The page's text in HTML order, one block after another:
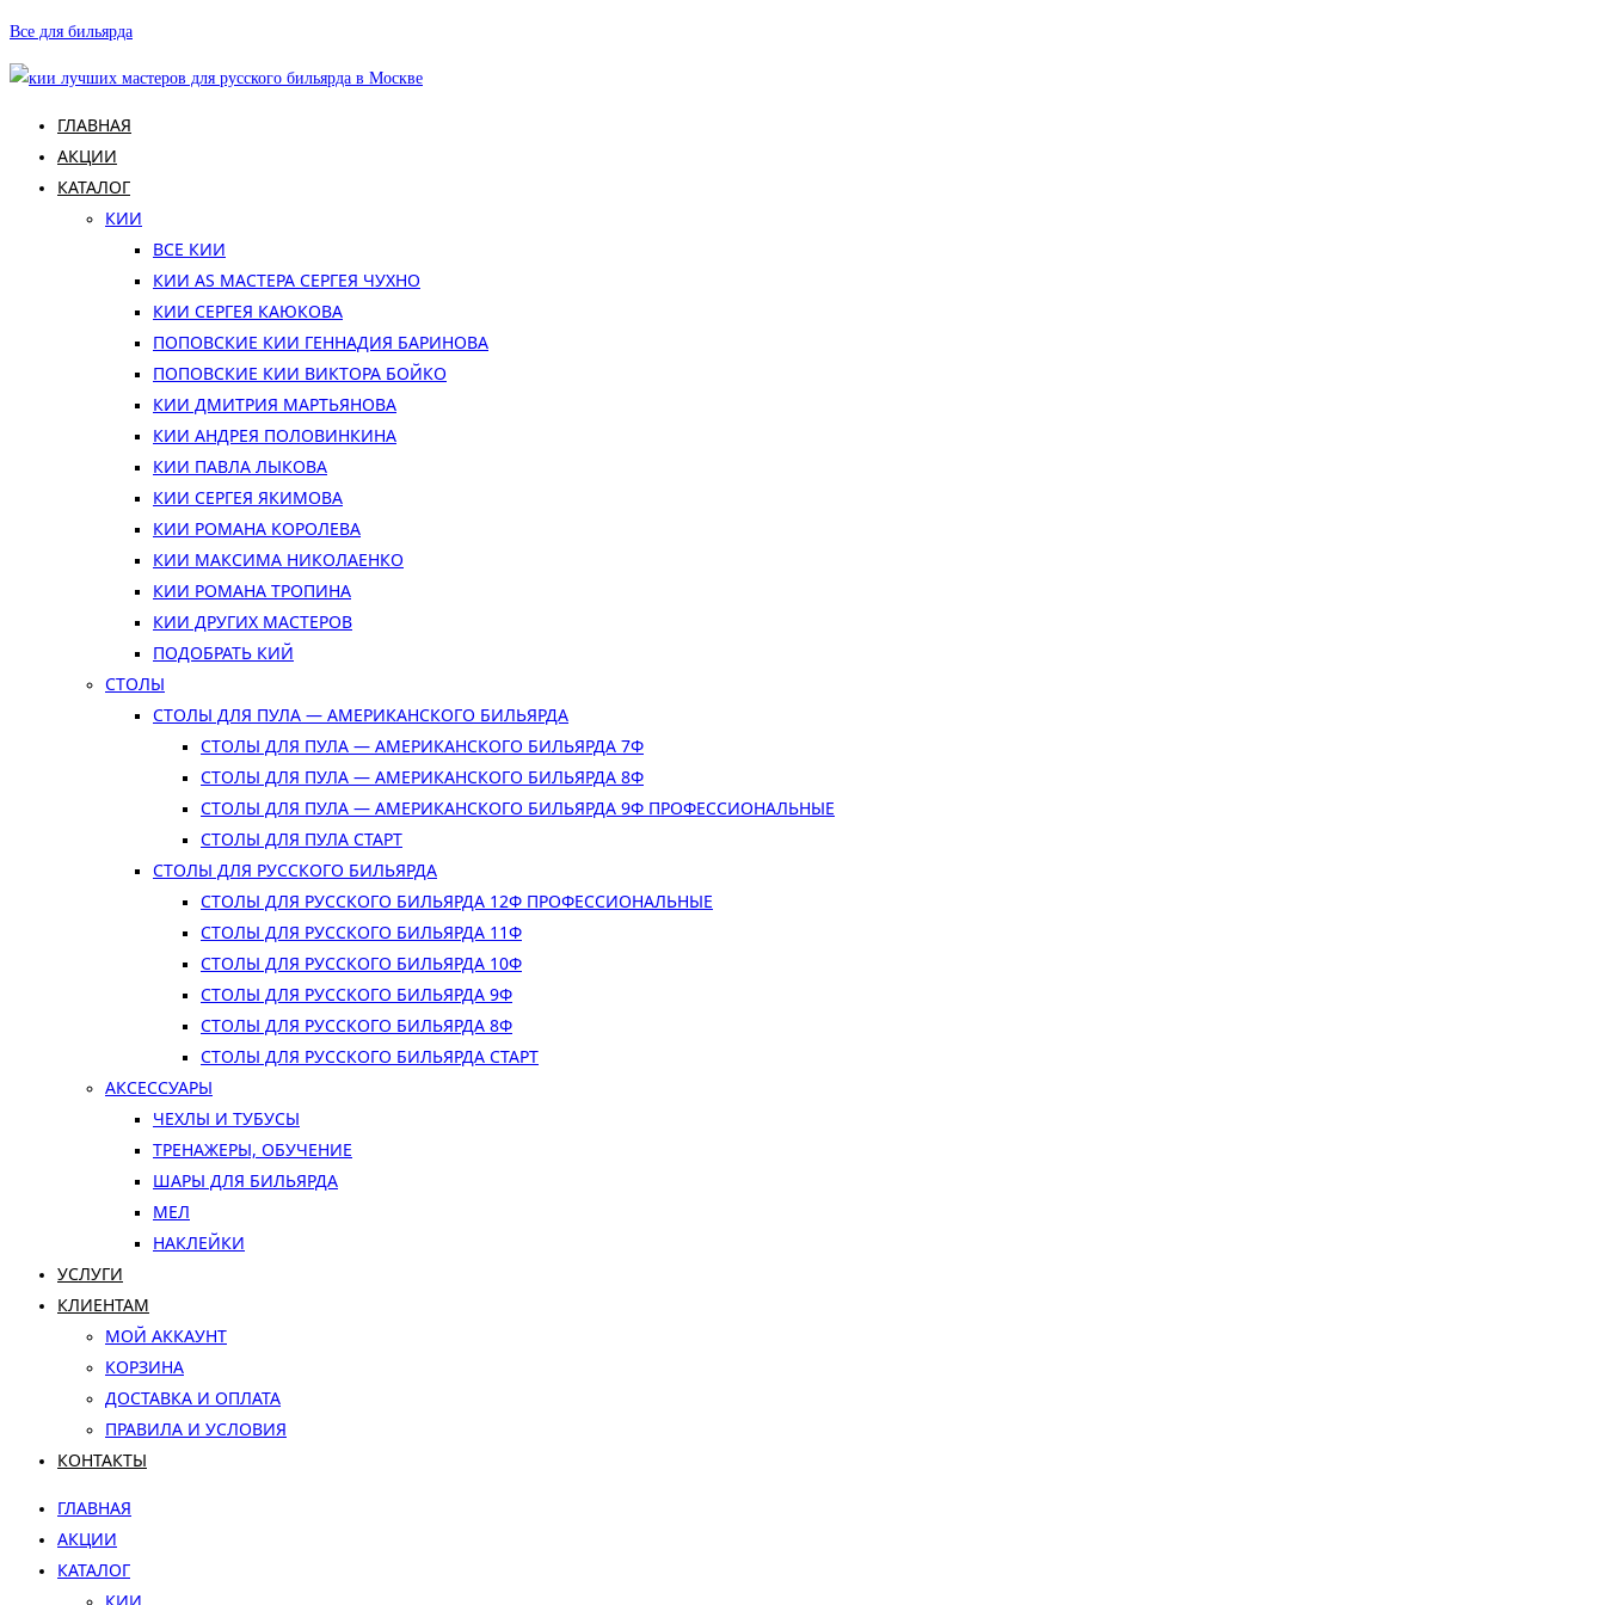
Перейти
к
содержимому
Все для бильярда
ГЛАВНАЯ
АКЦИИ
КАТАЛОГ
КИИ
ВСЕ КИИ
КИИ AS МАСТЕРА СЕРГЕЯ ЧУХНО
КИИ СЕРГЕЯ КАЮКОВА
ПОПОВСКИЕ КИИ ГЕННАДИЯ БАРИНОВА
ПОПОВСКИЕ КИИ ВИКТОРА БОЙКО
КИИ ДМИТРИЯ МАРТЬЯНОВА
КИИ АНДРЕЯ ПОЛОВИНКИНА
КИИ ПАВЛА ЛЫКОВА
КИИ СЕРГЕЯ ЯКИМОВА
КИИ РОМАНА КОРОЛЕВА
КИИ МАКСИМА НИКОЛАЕНКО
КИИ РОМАНА ТРОПИНА
КИИ ДРУГИХ МАСТЕРОВ
ПОДОБРАТЬ КИЙ
СТОЛЫ
СТОЛЫ ДЛЯ ПУЛА — АМЕРИКАНСКОГО БИЛЬЯРДА
СТОЛЫ ДЛЯ ПУЛА — АМЕРИКАНСКОГО БИЛЬЯРДА 7Ф
СТОЛЫ ДЛЯ ПУЛА — АМЕРИКАНСКОГО БИЛЬЯРДА 8Ф
СТОЛЫ ДЛЯ ПУЛА — АМЕРИКАНСКОГО БИЛЬЯРДА 9Ф ПРОФЕССИОНАЛЬНЫЕ
СТОЛЫ ДЛЯ ПУЛА СТАРТ
СТОЛЫ ДЛЯ РУССКОГО БИЛЬЯРДА
СТОЛЫ ДЛЯ РУССКОГО БИЛЬЯРДА 12Ф ПРОФЕССИОНАЛЬНЫЕ
СТОЛЫ ДЛЯ РУССКОГО БИЛЬЯРДА 11Ф
СТОЛЫ ДЛЯ РУССКОГО БИЛЬЯРДА 10Ф
СТОЛЫ ДЛЯ РУССКОГО БИЛЬЯРДА 9Ф
СТОЛЫ ДЛЯ РУССКОГО БИЛЬЯРДА 8Ф
СТОЛЫ ДЛЯ РУССКОГО БИЛЬЯРДА СТАРТ
АКСЕССУАРЫ
ЧЕХЛЫ И ТУБУСЫ
ТРЕНАЖЕРЫ, ОБУЧЕНИЕ
ШАРЫ ДЛЯ БИЛЬЯРДА
МЕЛ
НАКЛЕЙКИ
УСЛУГИ
КЛИЕНТАМ
МОЙ АККАУНТ
КОРЗИНА
ДОСТАВКА И ОПЛАТА
ПРАВИЛА И УСЛОВИЯ
КОНТАКТЫ
ГЛАВНАЯ
АКЦИИ
КАТАЛОГ